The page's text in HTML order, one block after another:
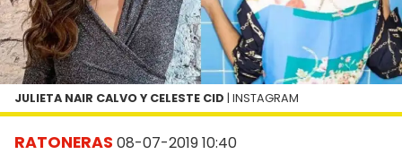
RATONERAS 08-07-2019 10:40
JULIETA NAIR CALVO Y CELESTE CID | INSTAGRAM